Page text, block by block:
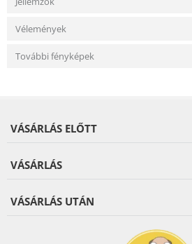
Vélemények
További fényképek
VÁSÁRLÁS ELŐTT
VÁSÁRLÁS
VÁSÁRLÁS UTÁN